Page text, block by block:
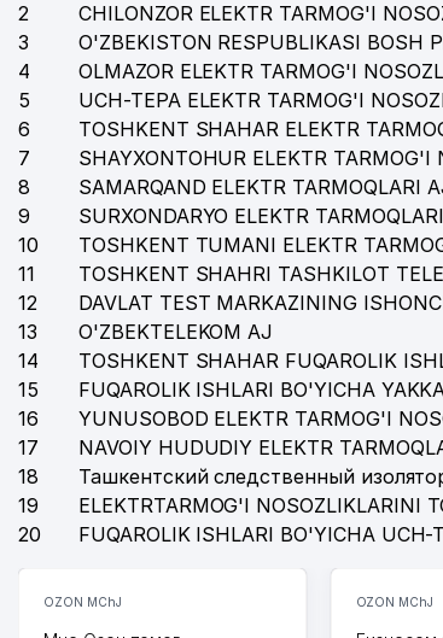
TRENDS COLOR MChJ
KOLORPAK MChJ
POLIGON TEKS MChJ
DIYOR FARM MChJ
OMEGA-STOM XUSUSIY KORXONASI
BOLALAR BOG'CHASI №485
ART PLAST SERVICE MChJ
TOSHISSIQQUVVATI YUNUSOBOD
URBAN RETAIL QK MChJ
BERKANA-TOUR MChJ
GALEON STREAM GROUP MChJ
46 HOUSE OF WISDOM O'QUV MARKAZI
2
CHILONZOR ELEKTR TARMOG'I
3
O'ZBEKISTON RESPUBLIKASI BOSH
4
OLMAZOR ELEKTR TARMOG'I
5
UCH-TEPA ELEKTR TARMOG'I
6
TOSHKENT SHAHAR ELEKTR
7
SHAYXONTOHUR ELEKTR
8
SAMARQAND ELEKTR TARMOQLARI
9
SURXONDARYO ELEKTR
10
TOSHKENT TUMANI ELEKTR
11
TOSHKENT SHAHRI TASHKILOT
12
DAVLAT TEST MARKAZINING
13
O'ZBEKTELEKOM AJ
14
TOSHKENT SHAHAR FUQAROLIK
15
FUQAROLIK ISHLARI BO'YICHA
16
YUNUSOBOD ELEKTR TARMOG'I
17
NAVOIY HUDUDIY ELEKTR
18
Ташкентский следственный
19
ELEKTRTARMOG'I NOSOZLIKLARINI
20
FUQAROLIK ISHLARI BO'YICHA
OZON MChJ OZON MChJ